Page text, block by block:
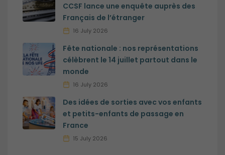
CCSF lance une enquête auprès des
Français de l’étranger
16 July 2026
Fête nationale : nos représentations
célèbrent le 14 juillet partout dans le
monde
16 July 2026
Des idées de sorties avec vos enfants
et petits-enfants de passage en
France
15 July 2026